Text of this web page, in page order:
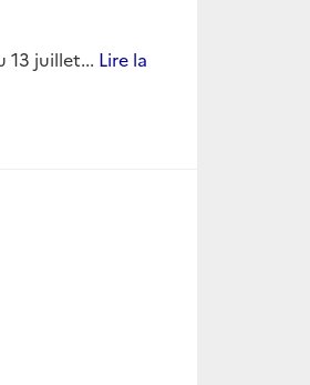
13 juillet... Lire la